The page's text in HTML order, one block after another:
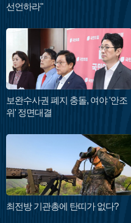
선언하라"
보완수사권 폐지 충돌, 여야 '안조
위' 정면대결
최전방 기관총에 탄띠가 없다?